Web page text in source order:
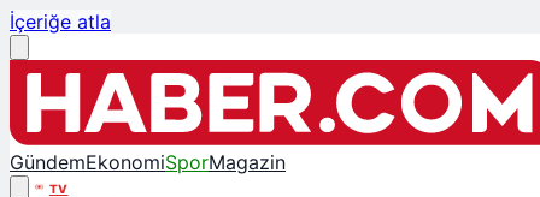
İçeriğe atla
GündemEkonomiSporMagazin
TV